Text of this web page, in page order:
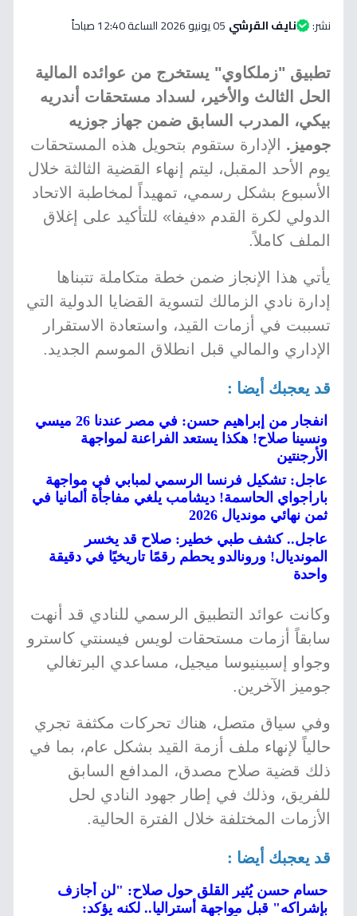
نشر: نايف القرشي 05 يونيو 2026 الساعة 12:40 صباحاً
تطبيق "زملكاوي" يستخرج من عوائده المالية
الحل الثالث والأخير، لسداد مستحقات أندريه
بيكي، المدرب السابق ضمن جهاز جوزيه
جوميز. الإدارة ستقوم بتحويل هذه المستحقات
يوم الأحد المقبل، ليتم إنهاء القضية الثالثة خلال
الأسبوع بشكل رسمي، تمهيداً لمخاطبة الاتحاد
الدولي لكرة القدم «فيفا» للتأكيد على إغلاق
الملف كاملاً.
يأتي هذا الإنجاز ضمن خطة متكاملة تتبناها
إدارة نادي الزمالك لتسوية القضايا الدولية التي
تسببت في أزمات القيد، واستعادة الاستقرار
الإداري والمالي قبل انطلاق الموسم الجديد.
قد يعجبك أيضا :
انفجار من إبراهيم حسن: في مصر عندنا 26 ميسي
ونسينا صلاح! هكذا يستعد الفراعنة لمواجهة
الأرجنتين
عاجل: تشكيل فرنسا الرسمي لمبابي في مواجهة
باراجواي الحاسمة! ديشامب يلغي مفاجأة ألمانيا في
ثمن نهائي مونديال 2026
عاجل.. كشف طبي خطير: صلاح قد يخسر
المونديال! ورونالدو يحطم رقمًا تاريخيًا في دقيقة
واحدة
وكانت عوائد التطبيق الرسمي للنادي قد أنهت
سابقاً أزمات مستحقات لويس فيسنتي كاسترو
وجواو إسبينيوسا ميجيل، مساعدي البرتغالي
جوميز الآخرين.
وفي سياق متصل، هناك تحركات مكثفة تجري
حالياً لإنهاء ملف أزمة القيد بشكل عام، بما في
ذلك قضية صلاح مصدق، المدافع السابق
للفريق، وذلك في إطار جهود النادي لحل
الأزمات المختلفة خلال الفترة الحالية.
قد يعجبك أيضا :
حسام حسن يُثير القلق حول صلاح: "لن أجازف
بإشراكه" قبل مواجهة أستراليا.. لكنه يؤكد: